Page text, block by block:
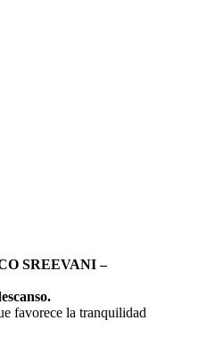
SREEVANI –
favorece la tranquilidad